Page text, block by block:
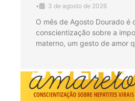
• 3 de agosto de 2026
O mês de Agosto Dourado é
conscientização sobre a
materno, um gesto de amor